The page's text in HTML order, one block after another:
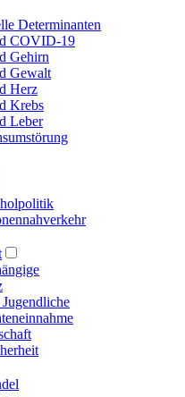
Determinanten
COVID-19
Gehirn
Gewalt
Herz
Krebs
Leber